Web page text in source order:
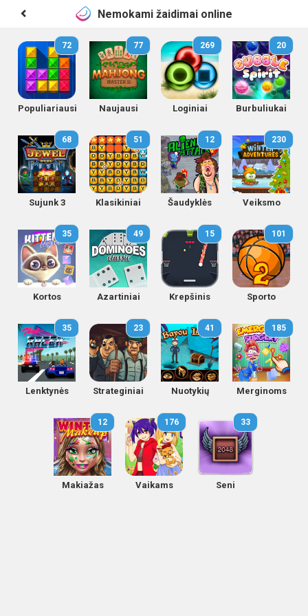
Nemokami žaidimai online
72
Populiariausi
77
Naujausi
269
Loginiai
20
Burbuliukai
68
Sujunk 3
51
Klasikiniai
12
Šaudyklės
230
Veiksmo
35
Kortos
49
Azartiniai
15
Krepšinis
101
Sporto
35
Lenktynės
23
Strateginiai
41
Nuotykių
185
Merginoms
12
Makiažas
176
Vaikams
33
Seni